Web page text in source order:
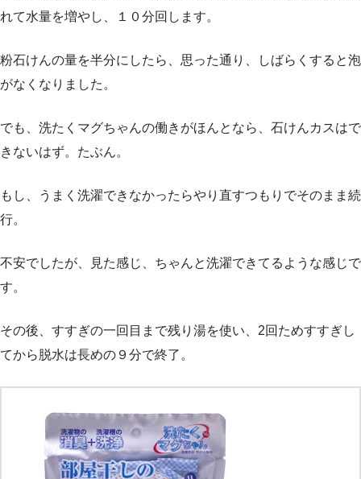
れて水量を増やし、１０分回します。
粉石けんの量を半分にしたら、思った通り、しばらくすると泡
がなくなりました。
でも、洗たくマグちゃんの働きがほんとなら、石けんカスはで
きないはず。たぶん。
もし、うまく洗濯できなかったらやり直すつもりでそのまま続
行。
不安でしたが、見た感じ、ちゃんと洗濯できてるような感じで
す。
その後、すすぎの一回目まで残り湯を使い、2回ためすすぎし
てから脱水は長めの９分で終了。